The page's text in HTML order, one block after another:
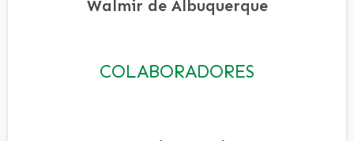
Walmir de Albuquerque
COLABORADORES